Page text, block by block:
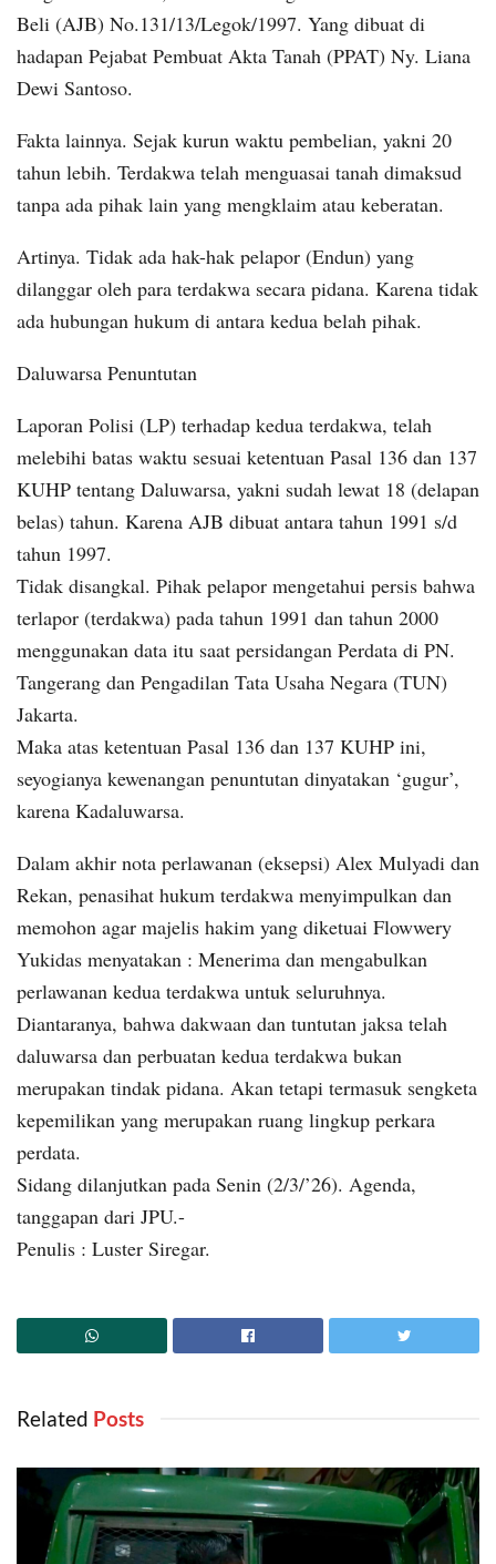
Beli (AJB) No.131/13/Legok/1997. Yang dibuat di
hadapan Pejabat Pembuat Akta Tanah (PPAT) Ny. Liana
Dewi Santoso.
Fakta lainnya. Sejak kurun waktu pembelian, yakni 20
tahun lebih. Terdakwa telah menguasai tanah dimaksud
tanpa ada pihak lain yang mengklaim atau keberatan.
Artinya. Tidak ada hak-hak pelapor (Endun) yang
dilanggar oleh para terdakwa secara pidana. Karena tidak
ada hubungan hukum di antara kedua belah pihak.
Daluwarsa Penuntutan
Laporan Polisi (LP) terhadap kedua terdakwa, telah
melebihi batas waktu sesuai ketentuan Pasal 136 dan 137
KUHP tentang Daluwarsa, yakni sudah lewat 18 (delapan
belas) tahun. Karena AJB dibuat antara tahun 1991 s/d
tahun 1997.
Tidak disangkal. Pihak pelapor mengetahui persis bahwa
terlapor (terdakwa) pada tahun 1991 dan tahun 2000
menggunakan data itu saat persidangan Perdata di PN.
Tangerang dan Pengadilan Tata Usaha Negara (TUN)
Jakarta.
Maka atas ketentuan Pasal 136 dan 137 KUHP ini,
seyogianya kewenangan penuntutan dinyatakan ‘gugur’,
karena Kadaluwarsa.
Dalam akhir nota perlawanan (eksepsi) Alex Mulyadi dan
Rekan, penasihat hukum terdakwa menyimpulkan dan
memohon agar majelis hakim yang diketuai Flowwery
Yukidas menyatakan : Menerima dan mengabulkan
perlawanan kedua terdakwa untuk seluruhnya.
Diantaranya, bahwa dakwaan dan tuntutan jaksa telah
daluwarsa dan perbuatan kedua terdakwa bukan
merupakan tindak pidana. Akan tetapi termasuk sengketa
kepemilikan yang merupakan ruang lingkup perkara
perdata.
Sidang dilanjutkan pada Senin (2/3/’26). Agenda,
tanggapan dari JPU.-
Penulis : Luster Siregar.
Related ‎ Posts